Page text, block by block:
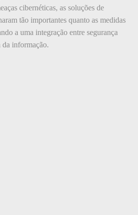
cibernéticas, as soluções de
tão importantes quanto as medidas
a uma integração entre segurança
da informação.